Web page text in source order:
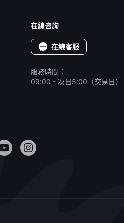
在線咨詢
在線客服
服務時間：
09:00 - 次日5:00（交易日）